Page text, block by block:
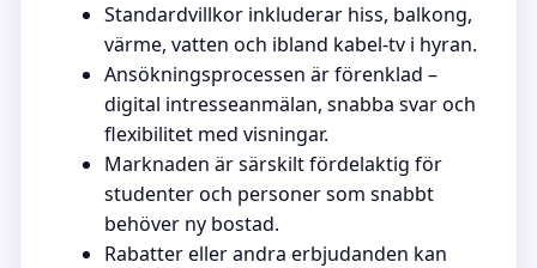
Standardvillkor inkluderar hiss, balkong,
värme, vatten och ibland kabel-tv i hyran.
Ansökningsprocessen är förenklad –
digital intresseanmälan, snabba svar och
flexibilitet med visningar.
Marknaden är särskilt fördelaktig för
studenter och personer som snabbt
behöver ny bostad.
Rabatter eller andra erbjudanden kan